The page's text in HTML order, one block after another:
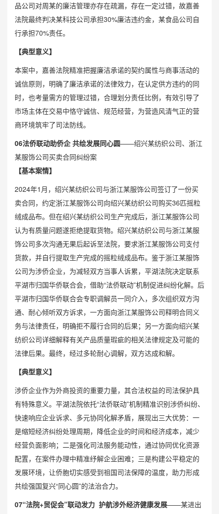
品公司对周某的廉洁管理亦存在疏漏，存在一定过错，故嘉善
法院最终判决某科技公司承担30%廉洁违约金，某食品公司自
行承担70%责任。
【典型意义】
本案中，嘉善法院精准把握廉洁承诺的契约属性与商事活动的
诚信原则，明确了廉洁承诺的法律效力，在认定供方违约的同
时，也考量需方的管理过错，合理划分责任比例，有效引导了
市场主体在交易中恪守诚信、规范经营，为营造风清气正的营
商环境筑牢了司法防线。
06法侨联动助侨企 共绘发展同心圆——绍兴某纺织公司、浙江
某服饰公司买卖合同纠纷案
【基本案情】
2024年1月，绍兴某纺织公司与浙江某服饰公司签订了一份买
卖合同，约定浙江某服饰公司向绍兴某纺织公司购买36匹摇粒
绒成品布。但在绍兴某纺织公司生产完成后，浙江某服饰公司
认为有质量问题遂拒绝提取货物。绍兴某纺织公司与浙江某服
饰公司多次沟通无果后起诉至法院，要求浙江某服饰公司支付
货款，并自行提取生产完成的摇粒绒成品布。鉴于浙江某服饰
公司为涉侨企业，为减轻双方当事人诉累，平湖法院决定联系
平湖市归国华侨联合会，借助“法侨联动”机制促进纠纷化解。后
平湖市归国华侨联合会专职调解员一同介入，多次组织双方沟
通、耐心倾听双方诉求，一方面向浙江某服饰公司释明合同义
务与法律责任，明确拒不履行合同的后果；另一方面向绍兴某
纺织公司详细解释有关产品质量瑕疵的相关法律规定及可能的
法律后果。最终，经过多轮耐心调解，双方达成和解。
【典型意义】
涉侨企业作为外商投资的重要力量，其合法权益的司法保护具
有特殊意义。平湖法院依托“法侨联动”机制精准识别涉侨纠纷、
快速响应企业诉求、多元协同化解矛盾，展现出三大优势：一
是缩短经济纠纷处理周期，降低企业的时间和经济成本，减少
经营负面影响；二是强化司法服务能动性，通过协同优化资源
配置，在案件办理中精准纾解企业困难；三是构建公平稳定的
发展环境，让侨胞切实感受到祖国司法保障的温度，助力形成
共绘强国复兴“同心圆”的法治合力。
07“法院+贸促会”联动发力 护航涉外经济健康发展——某进出